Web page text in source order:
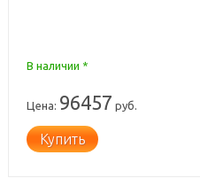
В наличии *
Цена: 96457 руб.
Купить